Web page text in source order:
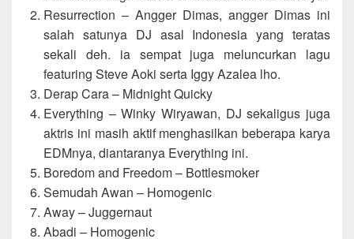
Resurrection – Angger Dimas, angger Dimas ini
salah satunya DJ asal Indonesia yang teratas
sekali deh. ia sempat juga meluncurkan lagu
featuring Steve Aoki serta Iggy Azalea lho.
Derap Cara – Midnight Quicky
Everything – Winky Wiryawan, DJ sekaligus juga
aktris ini masih aktif menghasilkan beberapa karya
EDMnya, diantaranya Everything ini.
Boredom and Freedom – Bottlesmoker
Semudah Awan – Homogenic
Away – Juggernaut
Abadi – Homogenic